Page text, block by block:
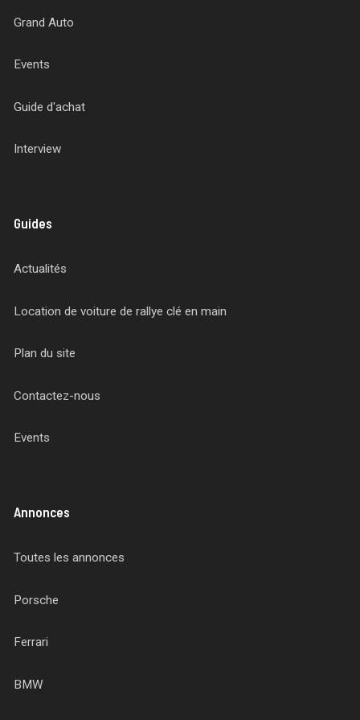
Grand Auto
Events
Guide d'achat
Interview
Guides
Actualités
Location de voiture de rallye clé en main
Plan du site
Contactez-nous
Events
Annonces
Toutes les annonces
Porsche
Ferrari
BMW